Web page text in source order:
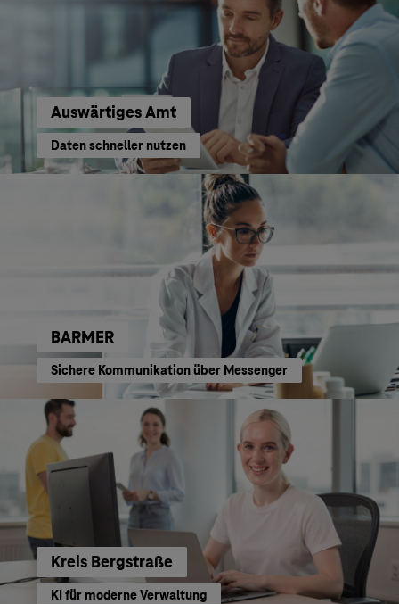
Auswärtiges Amt
Daten schneller nutzen
BARMER
Sichere Kommunikation über Messenger
Kreis Bergstraße
KI für moderne Verwaltung